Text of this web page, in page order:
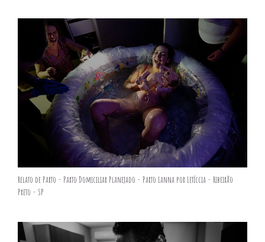
Relato de Parto - Parto Domiciliar Planejado - Parto Lanna por Letíccia - Ribeirão
Preto - SP